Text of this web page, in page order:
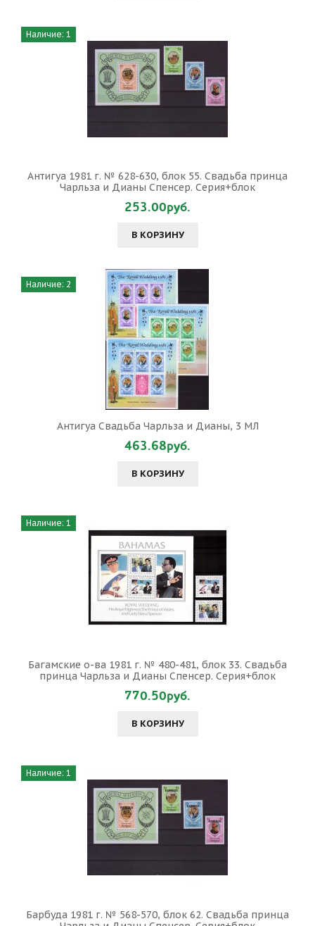
Наличие: 1
Антигуа 1981 г. № 628-630, блок 55. Свадьба принца
Чарльза и Дианы Спенсер. Серия+блок
253.00руб.
В КОРЗИНУ
Наличие: 2
Антигуа Свадьба Чарльза и Дианы, 3 МЛ
463.68руб.
В КОРЗИНУ
Наличие: 1
Багамские о-ва 1981 г. № 480-481, блок 33. Свадьба
принца Чарльза и Дианы Спенсер. Серия+блок
770.50руб.
В КОРЗИНУ
Наличие: 1
Барбуда 1981 г. № 568-570, блок 62. Свадьба принца